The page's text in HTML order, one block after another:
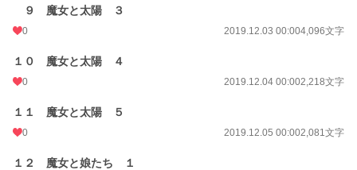
９ 魔女と太陽 ３
0 2019.12.03 00:004,096文字
１０ 魔女と太陽 ４
0 2019.12.04 00:002,218文字
１１ 魔女と太陽 ５
0 2019.12.05 00:002,081文字
１２ 魔女と娘たち １